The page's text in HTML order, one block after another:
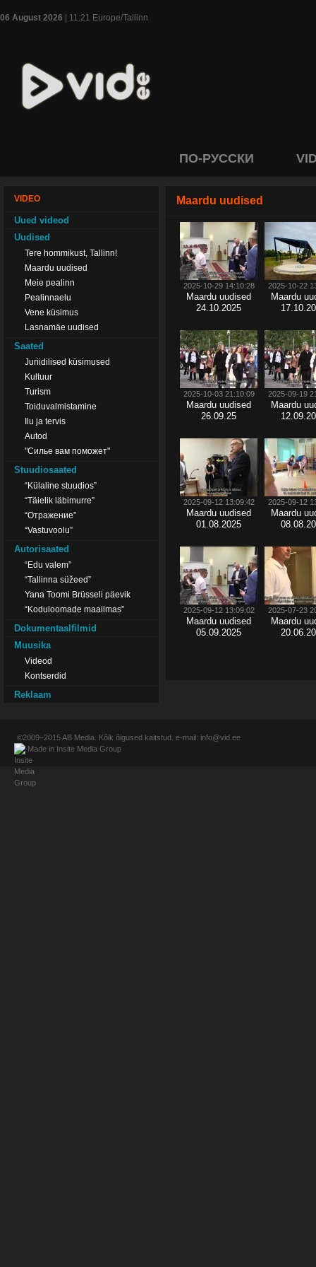
06 August 2026 | 11:21 Europe/Tallinn
ПО-РУССКИ
VIDEO
Uued videod
Uudised
Tere hommikust, Tallinn!
Maardu uudised
Meie pealinn
Pealinnaelu
Vene küsimus
Lasnamäe uudised
Saated
Juriidilised küsimused
Kultuur
Turism
Toiduvalmistamine
Ilu ja tervis
Autod
"Силье вам поможет"
Stuudiosaated
“Külaline stuudios”
“Täielik läbimurre”
“Отражение”
“Vastuvoolu”
Autorisaated
“Edu valem”
“Tallinna süžeed”
Yana Toomi Brüsseli päevik
“Koduloomade maailmas”
Dokumentaalfilmid
Muusika
Videod
Kontserdid
Reklaam
Maardu uudised
2025-10-29 14:10:28
Maardu uudised
24.10.2025
2025-10-22
Maardu
2025-10-03 21:10:09
Maardu uudised
26.09.25
2025-09-19
Maardu
2025-09-12 13:09:42
Maardu uudised
01.08.2025
2025-09-12
Maardu
2025-09-12 13:09:02
Maardu uudised
05.09.2025
2025-07-23
Maardu
©2009–2015AB Media . Kõik õigused kaitstud. e-mail: info@vid.ee
Made in Insite Media Group